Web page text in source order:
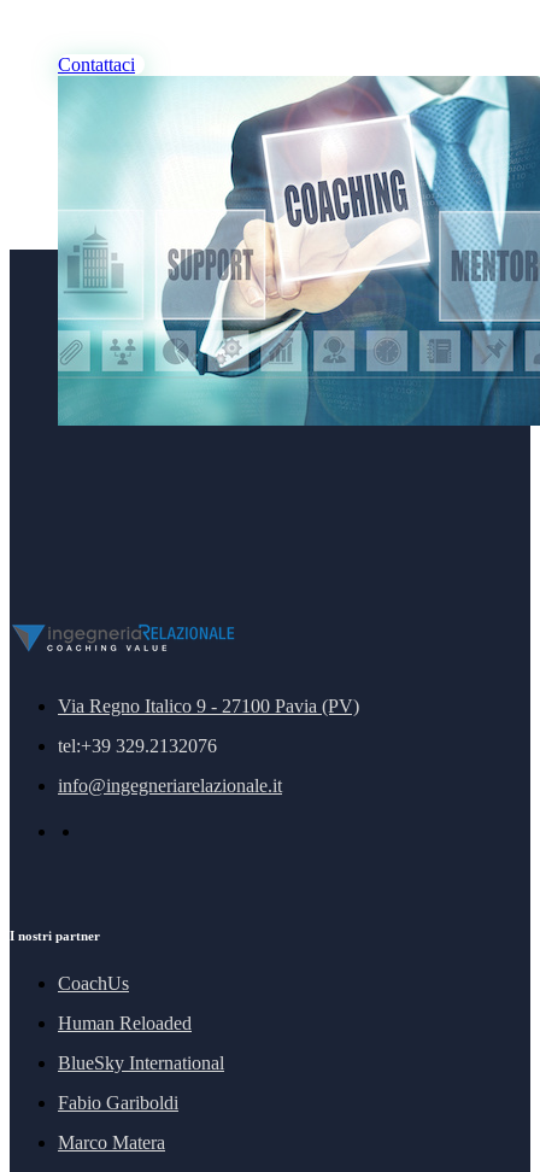
Contattaci
Via Regno Italico 9 - 27100 Pavia (PV)
tel:+39 329.2132076
info@ingegneriarelazionale.it
I nostri partner
CoachUs
Human Reloaded
BlueSky International
Fabio Gariboldi
Marco Matera